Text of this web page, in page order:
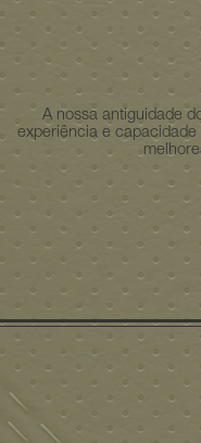
A nossa antiguidade
experiência e